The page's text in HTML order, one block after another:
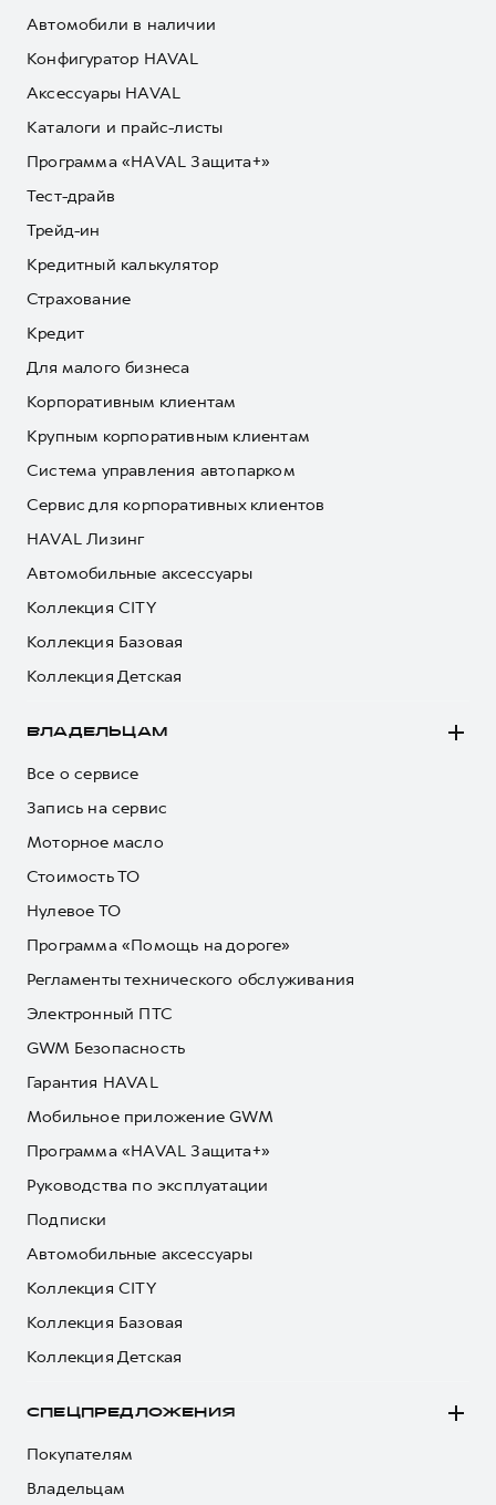
Автомобили в наличии
Конфигуратор HAVAL
Аксессуары HAVAL
Каталоги и прайс-листы
Программа «HAVAL Защита+»
Тест-драйв
Трейд-ин
Кредитный калькулятор
Страхование
Кредит
Для малого бизнеса
Корпоративным клиентам
Крупным корпоративным клиентам
Система управления автопарком
Сервис для корпоративных клиентов
HAVAL Лизинг
Автомобильные аксессуары
Коллекция CITY
Коллекция Базовая
Коллекция Детская
ВЛАДЕЛЬЦАМ
Все о сервисе
Запись на сервис
Моторное масло
Стоимость ТО
Нулевое ТО
Программа «Помощь на дороге»
Регламенты технического обслуживания
Электронный ПТС
GWM Безопасность
Гарантия HAVAL
Мобильное приложение GWM
Программа «HAVAL Защита+»
Руководства по эксплуатации
Подписки
Автомобильные аксессуары
Коллекция CITY
Коллекция Базовая
Коллекция Детская
СПЕЦПРЕДЛОЖЕНИЯ
Покупателям
Владельцам